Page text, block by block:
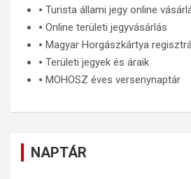
🞄 Turista állami jegy online
🞄 Online területi jegyvásárlás
🞄 Magyar Horgászkártya
🞄 Területi jegyek és áraik
🞄 MOHOSZ éves versenynaptár
NAPTÁR